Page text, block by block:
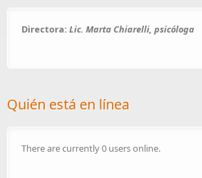
Directora: Lic. Marta Chiarelli, psicóloga
Quién está en línea
There are currently 0 users online.